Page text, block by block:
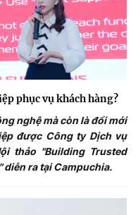
phục vụ khách hàng?
nghệ mà còn là đổi mới
được Công ty Dịch vụ
thảo "Building Trusted
ra tại Campuchia.